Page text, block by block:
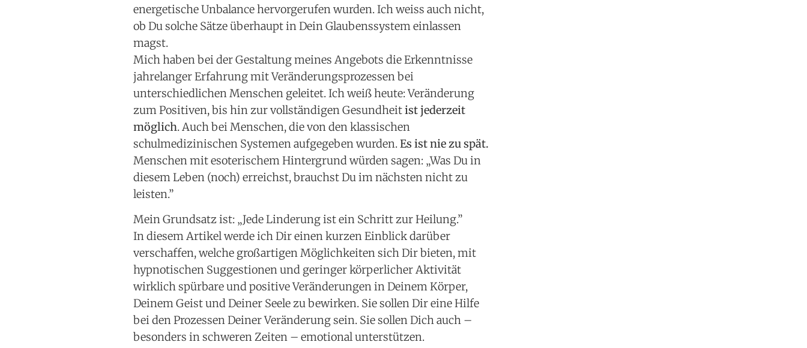
energetische Unbalance hervorgerufen wurden. Ich weiss auch nicht,
ob Du solche Sätze überhaupt in Dein Glaubenssystem einlassen
magst.
Mich haben bei der Gestaltung meines Angebots die Erkenntnisse
jahrelanger Erfahrung mit Veränderungsprozessen bei
unterschiedlichen Menschen geleitet. Ich weiß heute: Veränderung
zum Positiven, bis hin zur vollständigen Gesundheitist jederzeit
möglich. Auch bei Menschen, die von den klassischen
schulmedizinischen Systemen aufgegeben wurden. Es ist nie zu spät.
Menschen mit esoterischem Hintergrund würden sagen: „Was Du in
diesem Leben (noch) erreichst, brauchst Du im nächsten nicht zu
leisten.”
Mein Grundsatz ist: „Jede Linderung ist ein Schritt zur Heilung.”
In diesem Artikel werde ich Dir einen kurzen Einblick darüber
verschaffen, welche großartigen Möglichkeiten sich Dir bieten, mit
hypnotischen Suggestionen und geringer körperlicher Aktivität
wirklich spürbare und positive Veränderungen in Deinem Körper,
Deinem Geist und Deiner Seele zu bewirken. Sie sollen Dir eine Hilfe
bei den Prozessen Deiner Veränderung sein. Sie sollen Dich auch –
besonders in schweren Zeiten – emotional unterstützen.